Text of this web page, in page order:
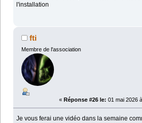
l'installation
fti
Membre de l'association
« Réponse #26 le: 01 mai 2026
Je vous ferai une vidéo dans la semaine